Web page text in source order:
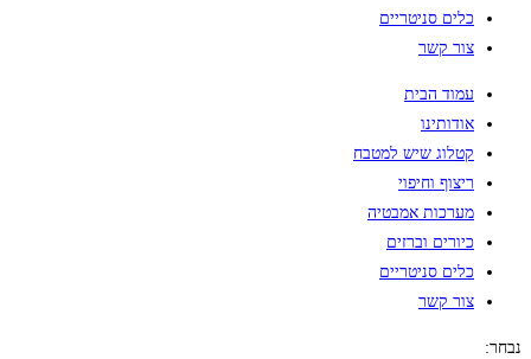
כלים סניטריים
צור קשר
עמוד הבית
אודותינו
קטלוג שיש למטבח
ריצוף וחיפוי
מערכות אמבטיה
כיורים וברזים
כלים סניטריים
צור קשר
נבחר: